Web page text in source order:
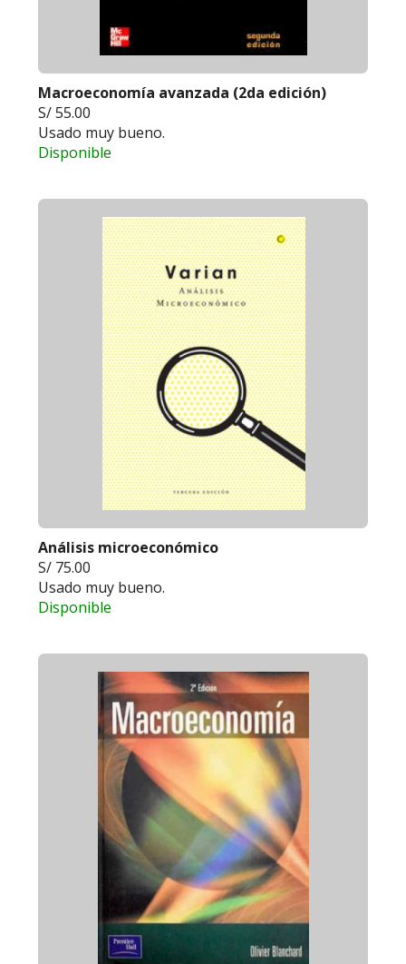
Macroeconomía avanzada (2da edición)
S/ 55.00
Usado muy bueno.
Disponible
Análisis microeconómico
S/ 75.00
Usado muy bueno.
Disponible